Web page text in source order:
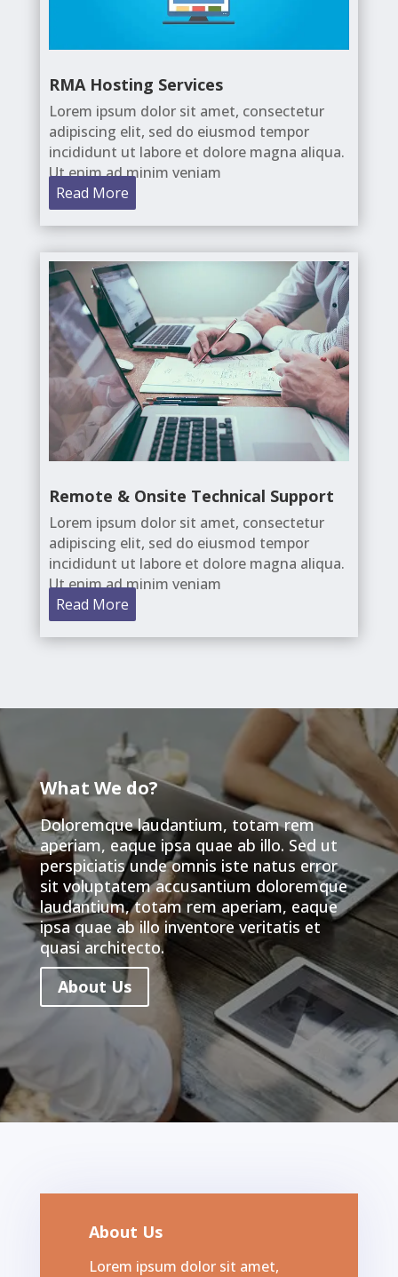
RMA Hosting Services
Lorem ipsum dolor sit amet, consectetur
adipiscing elit, sed do eiusmod tempor
incididunt ut labore et dolore magna aliqua.
Ut enim ad minim veniam
Read More
Remote & Onsite Technical Support
Lorem ipsum dolor sit amet, consectetur
adipiscing elit, sed do eiusmod tempor
incididunt ut labore et dolore magna aliqua.
Ut enim ad minim veniam
Read More
What We do?
Doloremque laudantium, totam rem
aperiam, eaque ipsa quae ab illo. Sed ut
perspiciatis unde omnis iste natus error
sit voluptatem accusantium doloremque
laudantium, totam rem aperiam, eaque
ipsa quae ab illo inventore veritatis et
quasi architecto.
About Us
About Us
Lorem ipsum dolor sit amet,